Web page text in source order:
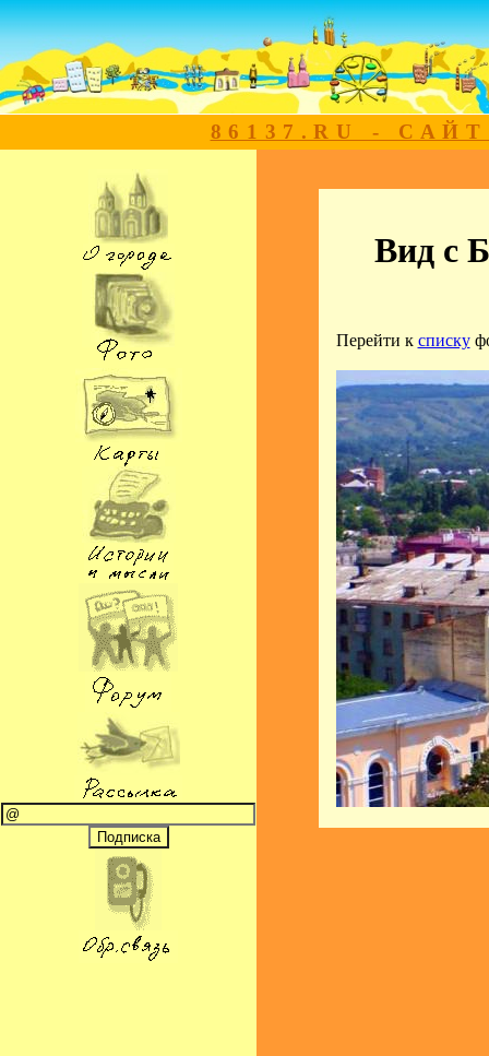
86137.RU -
Вид с
Перейти к списку